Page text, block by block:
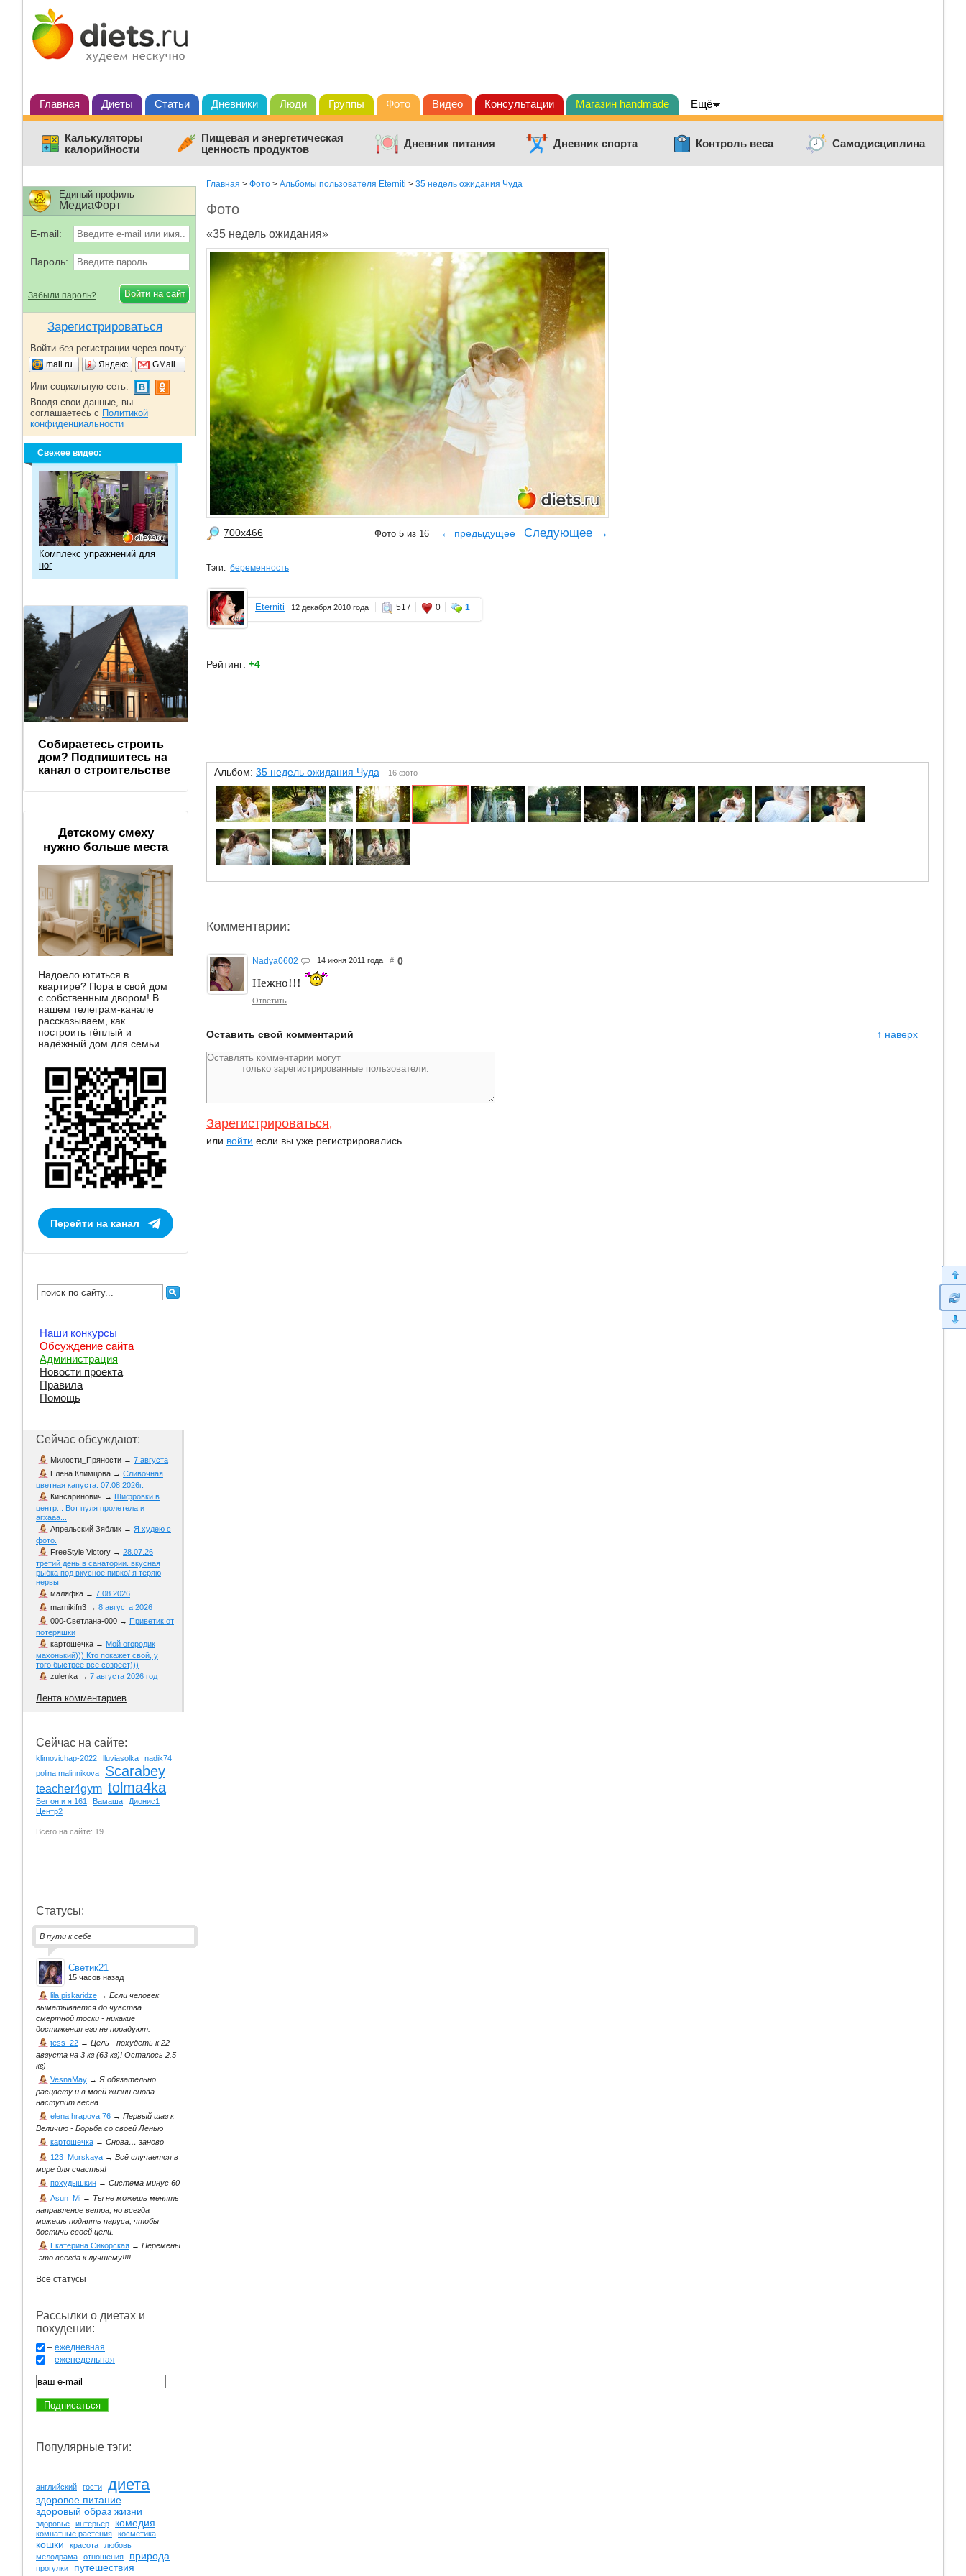
Главная Диеты Статьи Дневники Люди Группы Фото Видео Консультации Магазин handmade Ещё
Калькуляторы
калорийности
Пищевая и энергетическая
ценность продуктов
Дневник питания Дневник спорта Контроль веса Самодисциплина
Главная > Фото > Альбомы пользователя Eterniti > 35 недель ожидания Чуда
Фото
«35 недель ожидания»
700x466 Фото 5 из 16 ← предыдущее Следующее →
Тэги: беременность
Eterniti 12 декабря 2010 года 517 0 1
Рейтинг: +4
Альбом: 35 недель ожидания Чуда 16 фото
Комментарии:
Nadya0602 14 июня 2011 года # 0
Нежно!!!
Ответить
↑ наверх
Оставить свой комментарий
Зарегистрироваться,
или войти если вы уже регистрировались.
Единый профиль
МедиаФорт
E-mail:
Пароль:
Забыли пароль?
Зарегистрироваться
Войти без регистрации через почту:
mail.ru Яндекс GMail
Или социальную сеть:
Вводя свои данные, вы
соглашаетесь с Политикой
конфиденциальности
Свежее видео:
Комплекс упражнений для
ног
Собираетесь строить
дом? Подпишитесь на
канал о строительстве
Детскому смеху
нужно больше места
Надоело ютиться в
квартире? Пора в свой дом
с собственным двором! В
нашем телеграм-канале
рассказываем, как
построить тёплый и
надёжный дом для семьи.
Перейти на канал
Наши конкурсы
Обсуждение сайта
Администрация
Новости проекта
Правила
Помощь
Сейчас обсуждают:
Милости_Пряности → 7 августа
Елена Климцова → Сливочная
цветная капуста. 07.08.2026г.
Кинсаринович → Шифровки в
центр... Вот пуля пролетела и
агхааа...
Апрельский Зяблик → Я худею с
фото.
FreeStyle Victory → 28.07.26
третий день в санатории. вкусная
рыбка под вкусное пивко/ я теряю
нервы
маляфка → 7.08.2026
marnikifn3 → 8 августа 2026
000-Светлана-000 → Приветик от
потеряшки
картошечка → Мой огородик
махонький))) Кто покажет свой, у
того быстрее всё созреет)))
zulenka → 7 августа 2026 год
Лента комментариев
Сейчас на сайте:
klimovichap-2022 lluviasolka
nadik74
polina malinnikova
Scarabey
teacher4gym tolma4ka
Бег он и я 161 Вамаша
Дионис1
Центр2
Всего на сайте: 19
Статусы:
В пути к себе
Светик21
15 часов назад
lila piskaridze → Если человек
выматывается до чувства
смертной тоски - никакие
достижения его не порадуют.
tess_22 → Цель - похудеть к 22
августа на 3 кг (63 кг)! Осталось 2.5
кг)
VesnaMay →Я обязательно
расцвету и в моей жизни снова
наступит весна.
elena hrapova 76 → Первый шаг к
Величию - Борьба со своей Ленью
картошечка → Снова… заново
123_Morskaya → Всё случается в
мире для счастья!
похудышкин → Система минус 60
Asun_Mi → Ты не можешь менять
направление ветра, но всегда
можешь поднять паруса, чтобы
достичь своей цели.
Екатерина Сикорская → Перемены
-это всегда к лучшему!!!!
Все статусы
Рассылки о диетах и
похудении:
– ежедневная
– еженедельная
Популярные тэги:
английский гости диета
здоровое питание
здоровый образ жизни
здоровье интерьер комедия
комнатные растения косметика
кошки красота
любовь
мелодрама
отношения природа
прогулки
путешествия